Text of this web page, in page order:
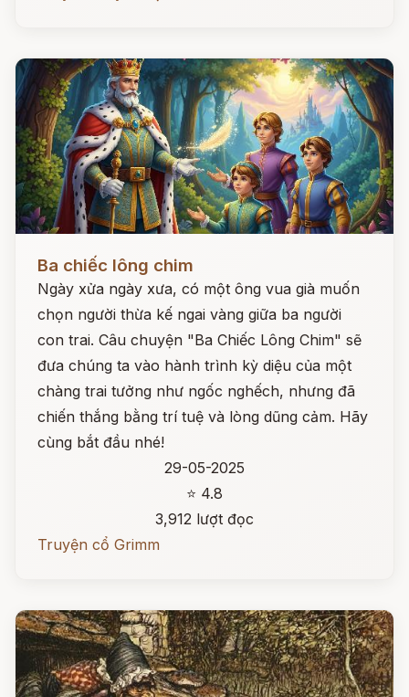
Ba chiếc lông chim
Ngày xửa ngày xưa, có một ông vua già muốn
chọn người thừa kế ngai vàng giữa ba người
con trai. Câu chuyện "Ba Chiếc Lông Chim" sẽ
đưa chúng ta vào hành trình kỳ diệu của một
chàng trai tưởng như ngốc nghếch, nhưng đã
chiến thắng bằng trí tuệ và lòng dũng cảm. Hãy
cùng bắt đầu nhé!
29-05-2025
⭐ 4.8
3,912 lượt đọc
Truyện cổ Grimm